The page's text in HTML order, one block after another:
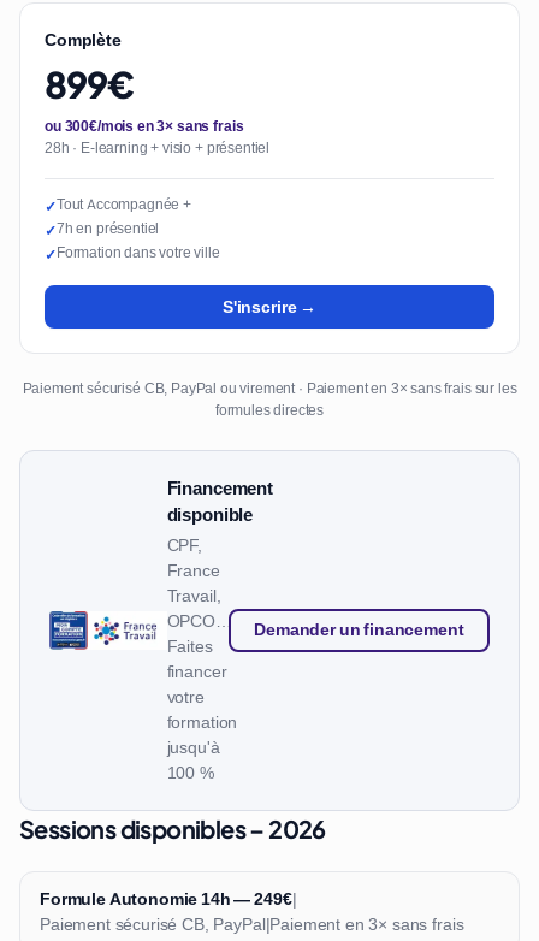
Complète
899€
ou 300€/mois en 3× sans frais
28h · E-learning + visio + présentiel
✓Tout Accompagnée +
✓7h en présentiel
✓Formation dans votre ville
S'inscrire →
Paiement sécurisé CB, PayPal ou virement · Paiement en 3× sans frais sur les
formules directes
Financement
disponible
CPF,
France
Travail,
OPCO…
Faites
financer
votre
formation
jusqu'à
100 %
Demander un financement
Sessions disponibles – 2026
Formule Autonomie 14h — 249€|
Paiement sécurisé CB, PayPal|Paiement en 3× sans frais